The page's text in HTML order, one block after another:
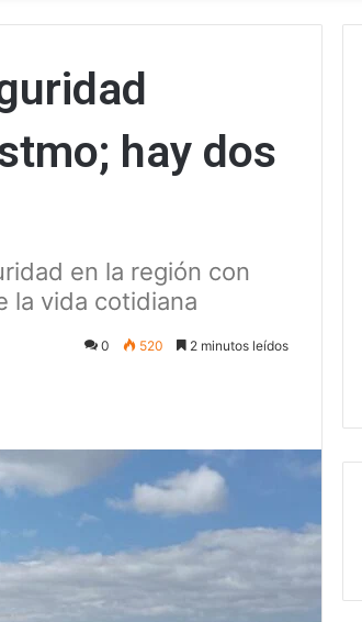
hay dos
en la región con
la vida cotidiana
0 520 2 minutos leídos